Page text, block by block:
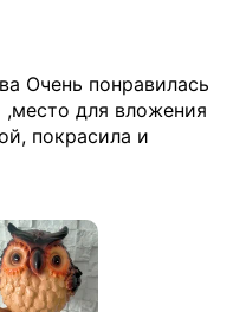
Очень понравилась
,место для вложения
покрасила и